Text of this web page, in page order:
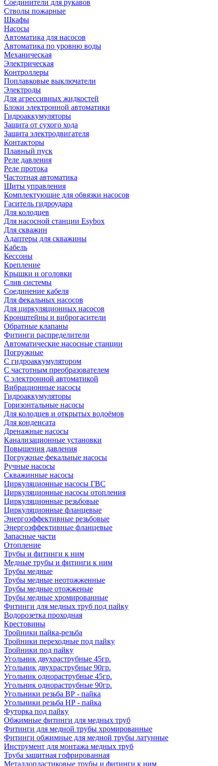
Соединители для рукавов
Стволы пожарные
Шкафы
Насосы
Автоматика для насосов
Автоматика по уровню воды
Механическая
Электрическая
Контроллеры
Поплавковые выключатели
Электроды
Для агрессивных жидкостей
Блоки электронной автоматики
Гидроаккумуляторы
Защита от сухого хода
Защита электродвигателя
Контакторы
Плавный пуск
Реле давления
Реле протока
Частотная автоматика
Щиты управления
Комплектующие для обвязки насосов
Гаситель гидроудара
Для колодцев
Для насосной станции Esybox
Для скважин
Адаптеры для скважины
Кабель
Кессоны
Крепление
Крышки и оголовки
Слив системы
Соединение кабеля
Для фекальных насосов
Для циркуляционных насосов
Кронштейны и виброгасители
Обратные клапаны
Фитинги распределители
Автоматические насосные станции
Погружные
С гидроаккумулятором
С частотным преобразователем
С электронной автоматикой
Вибрационные насосы
Гидроаккумуляторы
Горизонтальные насосы
Для колодцев и открытых водоёмов
Для конденсата
Дренажные насосы
Канализационные установки
Повышения давления
Погружные фекальные насосы
Ручные насосы
Скважинные насосы
Циркуляционные насосы ГВС
Циркуляционные насосы отопления
Циркуляционные резьбовые
Циркуляционные фланцевые
Энергоэффективные резьбовые
Энергоэффективные фланцевые
Запасные части
Отопление
Трубы и фитинги к ним
Медные трубы и фитинги к ним
Трубы медные
Трубы медные неотожженные
Трубы медные отожженые
Трубы медные хромированные
Фитинги для медных труб под пайку
Водорозетка проходная
Крестовины
Тройники пайка-резьба
Тройники переходные под пайку
Тройники под пайку
Угольник двухраструбные 45гр.
Угольник двухраструбные 90гр.
Угольник однораструбные 45гр.
Угольник однораструбные 90гр.
Угольники резьба ВР - пайка
Угольники резьба НР - пайка
Футорка под пайку
Обжимные фитинги для медных труб
Фитинги для медной трубы хромированные
Фитинги обжимные для медной трубы латунные
Инструмент для монтажа медных труб
Труба защитная гофрированная
Металлопластиковые трубы и фитинги к ним